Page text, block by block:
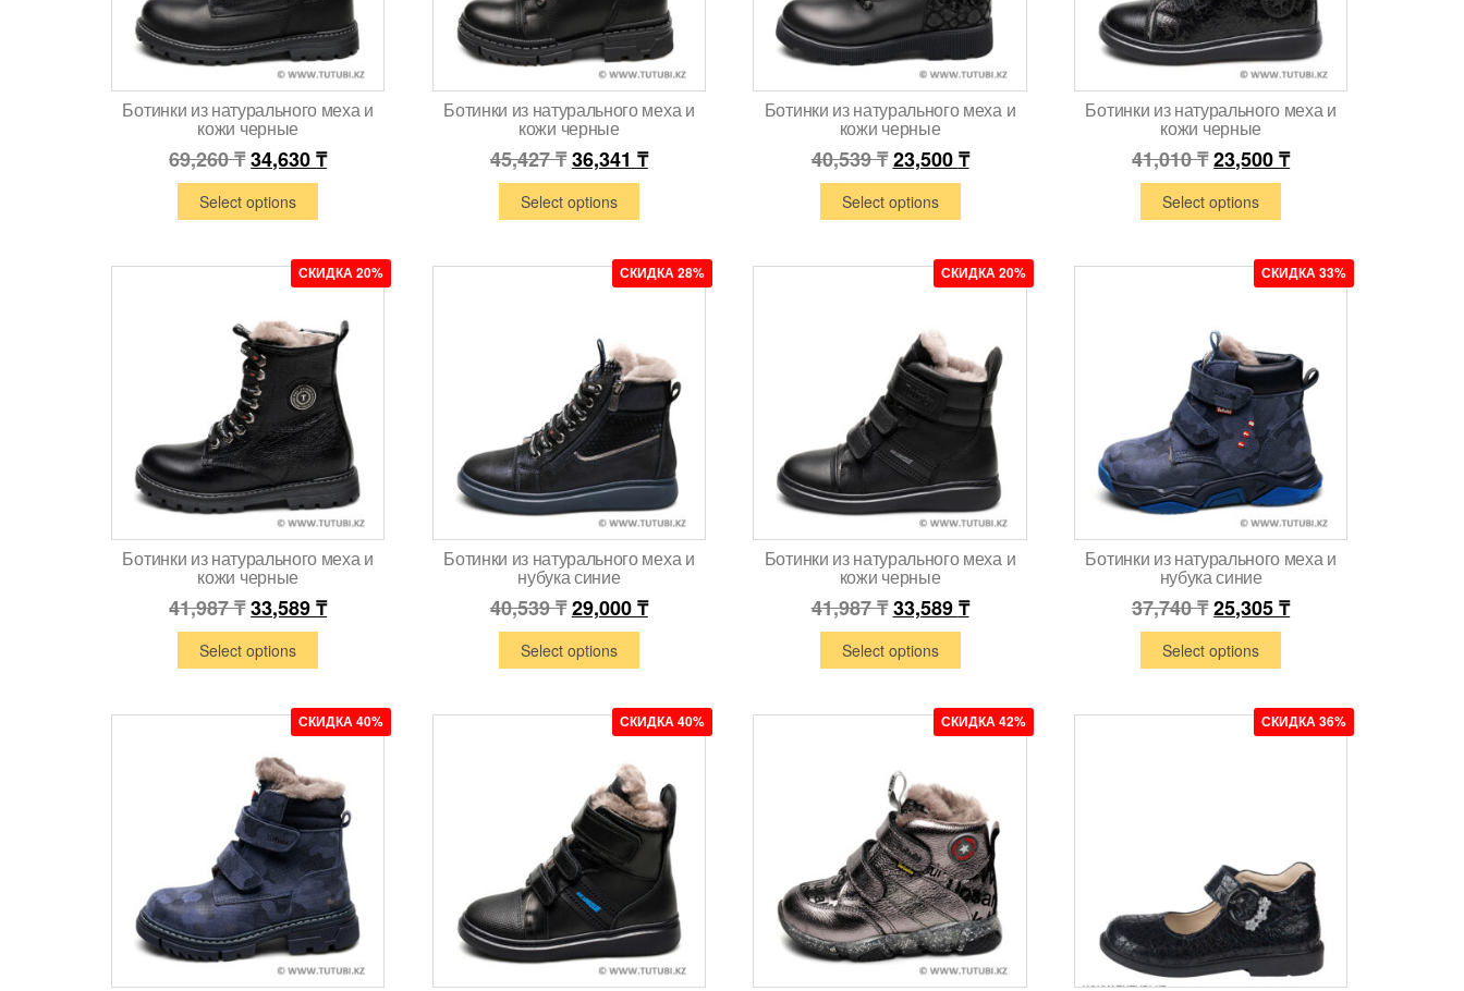
Ботинки из натурального меха и
кожи черные
69,260₸34,630₸
Select options
Ботинки из натурального меха и
кожи черные
45,427₸36,341 ₸
Select options
Ботинки из натурального меха и
кожи черные
40,539₸ 23,500₸
Select options
Ботинки из натурального меха и
кожи черные
41,010₸23,500₸
Select options
СКИДКА 20%
Ботинки из натурального меха и
кожи черные
41,987₸33,589₸
Select options
СКИДКА 28%
Ботинки из натурального меха и
нубука синие
40,539₸29,000₸
Select options
СКИДКА 20%
Ботинки из натурального меха и
кожи черные
41,987₸ 33,589₸
Select options
СКИДКА 33%
Ботинки из натурального меха и
нубука синие
37,740₸25,305₸
Select options
СКИДКА 40% СКИДКА 40% СКИДКА 42% СКИДКА 36%